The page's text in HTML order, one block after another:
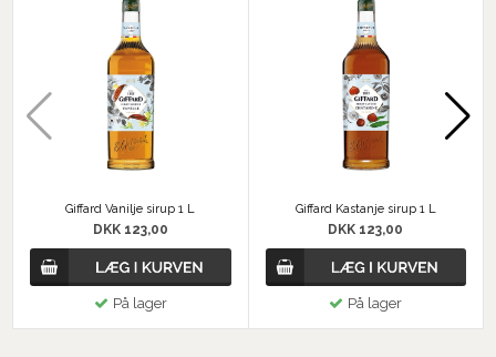
Giffard Vanilje sirup 1 L
DKK 123,00
På lager
Giffard Kastanje sirup 1 L
DKK 123,00
På lager